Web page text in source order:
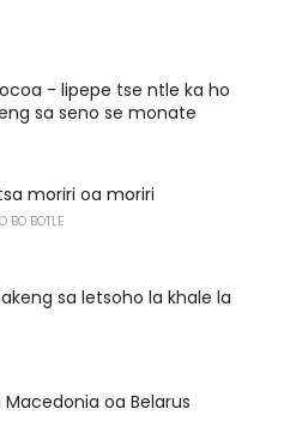
- lipepe tse ntle ka ho
sa seno se monate
moriri oa moriri
BO BOTLE
sa letsoho la khale la
oa Belarus